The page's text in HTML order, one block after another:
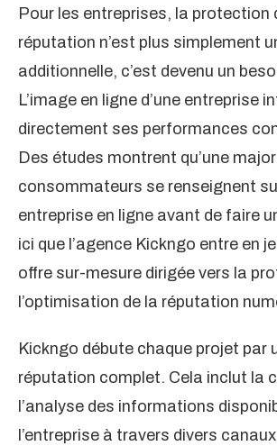
Pour les entreprises, la protection
réputation n’est plus simplement
additionnelle, c’est devenu un
L’image en ligne d’une entreprise
directement ses performances
Des études montrent qu’une
consommateurs se renseignent
entreprise en ligne avant de faire
ici que l’agence Kickngo entre en
offre sur-mesure dirigée vers la
l’optimisation de la réputation
Kickngo débute chaque projet par
réputation complet. Cela inclut la
l’analyse des informations
l’entreprise à travers divers